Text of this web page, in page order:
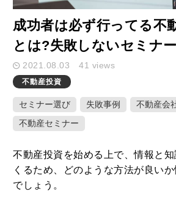
キーワード検索
ここ1ヶ月の人気記事
成功者は必ず行ってる不
とは?失敗しないセミナ
2021.08.03 41 views
不動産投資
セミナー選び 失敗事例
不動産会
不動産セミナー
不動産投資を始める上で、情報と
くるため、どのような方法が良い
でしょう。